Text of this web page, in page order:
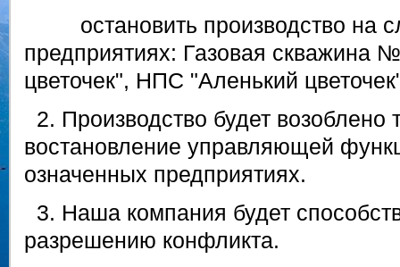
остановить производство на
предприятиях: Газовая скважина
цветочек", НПС "Аленький
2. Производство будет возоблено
востановление управляющей
означенных предприятиях.
3. Наша компания будет
разрешению конфликта.